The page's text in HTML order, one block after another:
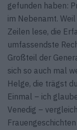
gefunden haben:
im Nebenamt.
Zeilen lese, die
umfassendste
Großteil der
sich so auch mal
Helge, die trägst
Einmal – ich
Venedig –